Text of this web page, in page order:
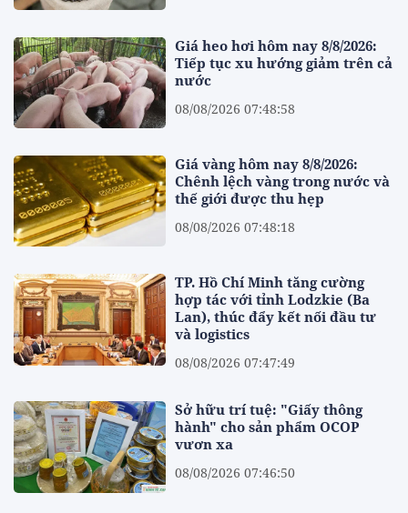
Giá heo hơi hôm nay 8/8/2026:
Tiếp tục xu hướng giảm trên cả
nước
08/08/2026 07:48:58
Giá vàng hôm nay 8/8/2026:
Chênh lệch vàng trong nước và
thế giới được thu hẹp
08/08/2026 07:48:18
TP. Hồ Chí Minh tăng cường
hợp tác với tỉnh Lodzkie (Ba
Lan), thúc đẩy kết nối đầu tư
và logistics
08/08/2026 07:47:49
Sở hữu trí tuệ: "Giấy thông
hành" cho sản phẩm OCOP
vươn xa
08/08/2026 07:46:50